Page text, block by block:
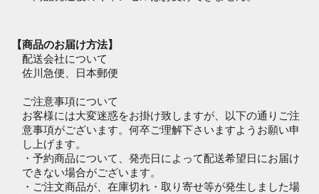
【商品のお届け方法】
配送会社について
佐川急便、日本郵便
ご注意事項について
お客様には大変迷惑をお掛け致しますが、以下の通りご注
意事項がございます。何卒ご理解下さいますようお願い申
し上げます。
・予約商品について、発売日によって配送希望日にお届け
できない場合がございます。
・ご注文商品が、在庫切れ・取り寄せ等が発生しました場